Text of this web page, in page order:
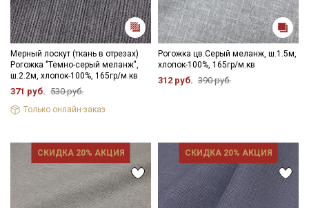
Мерный лоскут (ткань в отрезах)
Рогожка "Темно-серый меланж",
ш.2.2м, хлопок-100%, 165гр/м.кв
371 руб. 530 руб.
Только онлайн-заказ
Рогожка цв.Серый меланж, ш.1.5м,
хлопок-100%, 165гр/м.кв
312 руб. 390 руб.
СКИДКА 20% АКЦИЯ СКИДКА 20% АКЦИЯ